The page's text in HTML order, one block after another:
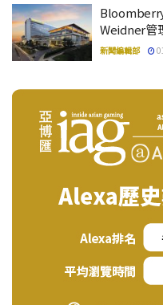
Weidner管
新聞編輯部